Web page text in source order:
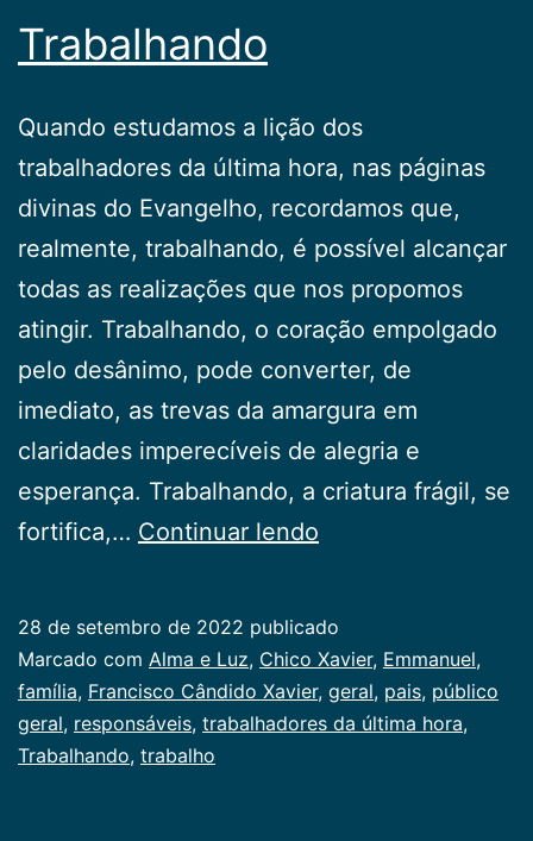
Trabalhando
Quando estudamos a lição dos
trabalhadores da última hora, nas páginas
divinas do Evangelho, recordamos que,
realmente, trabalhando, é possível alcançar
todas as realizações que nos propomos
atingir. Trabalhando, o coração empolgado
pelo desânimo, pode converter, de
imediato, as trevas da amargura em
claridades imperecíveis de alegria e
esperança. Trabalhando, a criatura frágil, se
fortifica,… Continuar lendo
28 de setembro de 2022 publicado
Categorizado
como
Publicogeral
Marcado com Alma e Luz, Chico Xavier, Emmanuel,
família, Francisco Cândido Xavier, geral, pais, público
geral, responsáveis, trabalhadores da última hora,
Trabalhando, trabalho